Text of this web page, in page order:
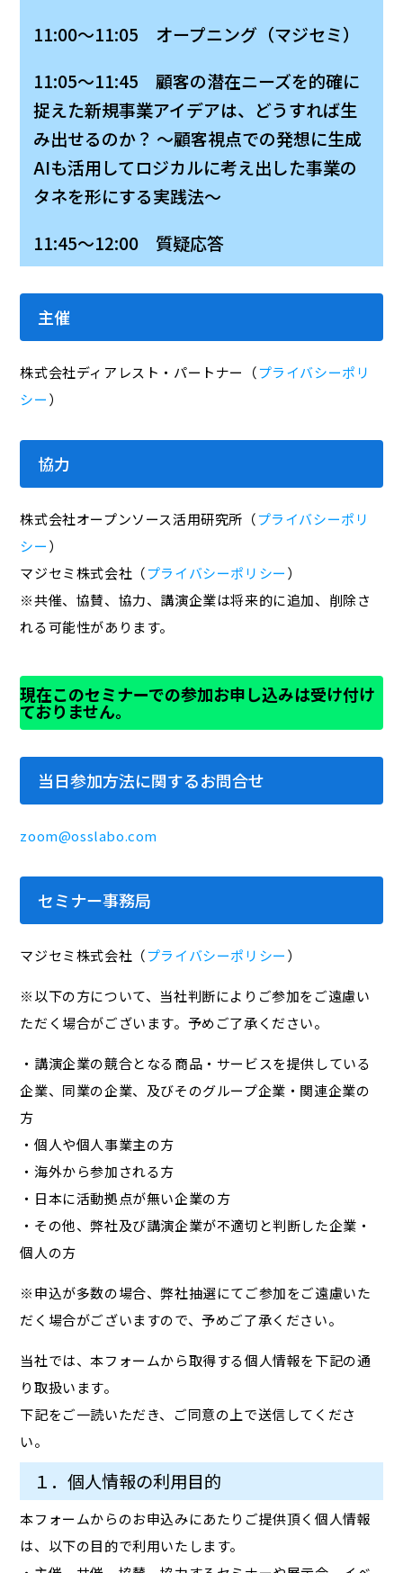
11:00～11:05 オープニング（マジセミ）
11:05～11:45 顧客の潜在ニーズを的確に
捉えた新規事業アイデアは、どうすれば生
み出せるのか？ ～顧客視点での発想に生成
AIも活用してロジカルに考え出した事業の
タネを形にする実践法～
11:45～12:00 質疑応答
主催
株式会社ディアレスト・パートナー（プライバシーポリ
シー）
協力
株式会社オープンソース活用研究所（プライバシーポリ
シー）
マジセミ株式会社（プライバシーポリシー）
※共催、協賛、協力、講演企業は将来的に追加、削除さ
れる可能性があります。
現在このセミナーでの参加お申し込みは受け付け
ておりません。
当日参加方法に関するお問合せ
zoom@osslabo.com
セミナー事務局
マジセミ株式会社（プライバシーポリシー）
※以下の方について、当社判断によりご参加をご遠慮い
ただく場合がございます。予めご了承ください。
・講演企業の競合となる商品・サービスを提供している
企業、同業の企業、及びそのグループ企業・関連企業の
方
・個人や個人事業主の方
・海外から参加される方
・日本に活動拠点が無い企業の方
・その他、弊社及び講演企業が不適切と判断した企業・
個人の方
※申込が多数の場合、弊社抽選にてご参加をご遠慮いた
だく場合がございますので、予めご了承ください。
当社では、本フォームから取得する個人情報を下記の通
り取扱います。
下記をご一読いただき、ご同意の上で送信してくださ
い。
１．個人情報の利用目的
本フォームからのお申込みにあたりご提供頂く個人情報
は、以下の目的で利用いたします。